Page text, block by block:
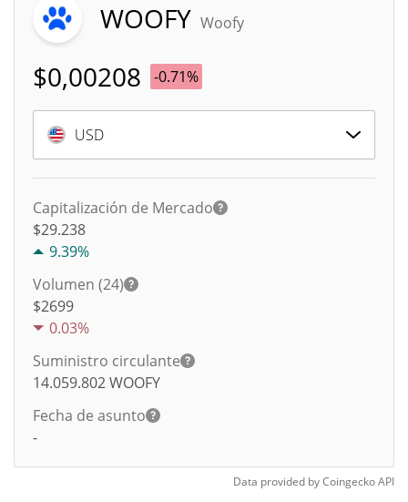
WOOFY Woofy
$0,00208 -0.71%
USD
Capitalización de Mercado
$29.238
9.39%
Volumen (24)
$2699
0.03%
Suministro circulante
14.059.802WOOFY
Fecha de asunto
-
Data provided byCoingeckoAPI